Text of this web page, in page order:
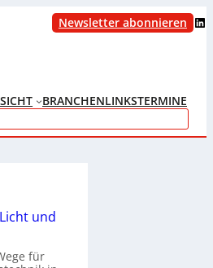
Newsletter abonnieren LinkedIn
BRANCHENLINKSTERMINE
und
für